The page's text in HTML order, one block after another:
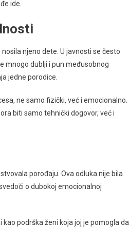
ide.
njeno dete. U javnosti se često
mnogo dublji i pun međusobnog
jedne porodice.
ne samo fizički, već i emocionalno.
biti samo tehnički dogovor, već i
porođaju. Ova odluka nije bila
o dubokoj emocionalnoj
podrška ženi koja joj je pomogla da